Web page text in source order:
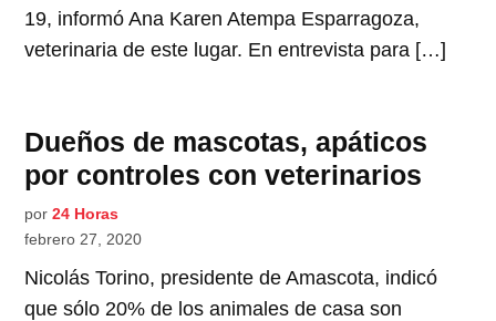
19, informó Ana Karen Atempa Esparragoza,
veterinaria de este lugar. En entrevista para […]
Dueños de mascotas, apáticos
por controles con veterinarios
por 24 Horas
febrero 27, 2020
Nicolás Torino, presidente de Amascota, indicó
que sólo 20% de los animales de casa son